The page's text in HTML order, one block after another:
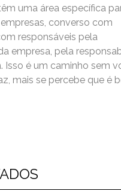
uma área específica
converso com
responsáveis pela
empresa, pela
Isso é um caminho sem
mais se percebe que é